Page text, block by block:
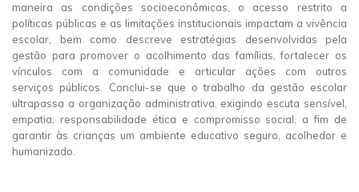
maneira as condições socioeconômicas, o acesso restrito a
políticas públicas e as limitações institucionais impactam a vivência
escolar, bem como descreve estratégias desenvolvidas pela
gestão para promover o acolhimento das famílias, fortalecer os
vínculos com a comunidade e articular ações com outros
serviços públicos. Conclui-se que o trabalho da gestão escolar
ultrapassa a organização administrativa, exigindo escuta sensível,
empatia, responsabilidade ética e compromisso social, a fim de
garantir às crianças um ambiente educativo seguro, acolhedor e
humanizado.